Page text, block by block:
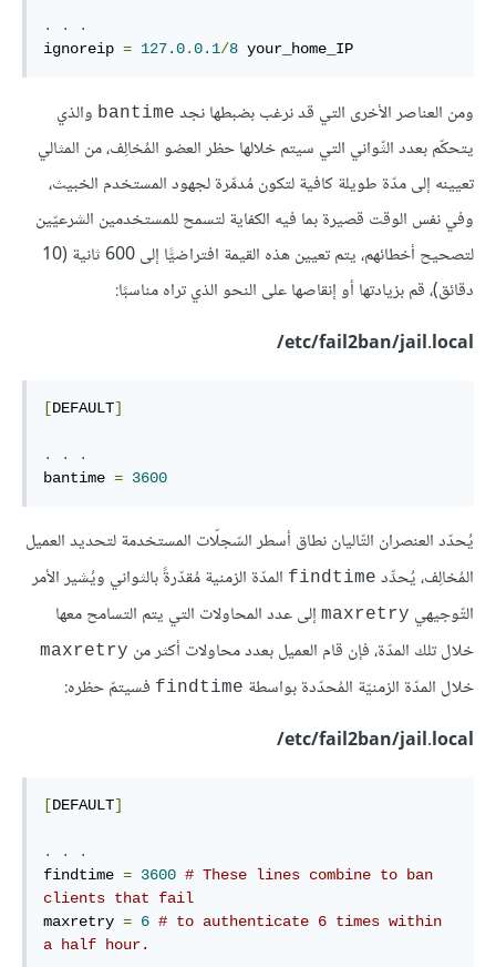
. .
.
ignoreip = 127.0.0.1/8 your_home_IP
ومن العناصر الأخرى التي قد نرغب بضبطها نجد bantime والذي
يتحكّم بعدد الثّواني التي سيتم خلالها حظر العضو المُخالِف، من المثالي
تعيينه إلى مدّة طويلة كافية لتكون مُدمِّرة لجهود المستخدم الخبيث،
وفي نفس الوقت قصيرة بما فيه الكفاية لتسمح للمستخدمين الشرعيّين
لتصحيح أخطائهم، يتم تعيين هذه القيمة افتراضيًّا إلى 600 ثانية (10
دقائق)، قم بزيادتها أو إنقاصها على النحو الذي تراه مناسبًا:
etc/fail2ban/jail.local/
[DEFAULT]
. .
.
bantime = 3600
يُحدّد العنصران التّاليان نطاق أسطر السّجلّات المستخدمة لتحديد العميل
المُخالِف، يُحدِّد findtime المدّة الزمنية مُقدّرةً بالثواني ويُشير الأمر
التّوجيهي maxretry إلى عدد المحاولات التي يتم التسامح معها
خلال تلك المدّة، فإن قام العميل بعدد محاولات أكثر من maxretry
خلال المدّة الزمنيّة المُحدّدة بواسطة findtime فسيتمّ حظره:
etc/fail2ban/jail.local/
[DEFAULT]
. .
.
findtime = 3600 # These lines combine to ban
clients that fail
maxretry = 6 # to authenticate 6 times within
a half hour.